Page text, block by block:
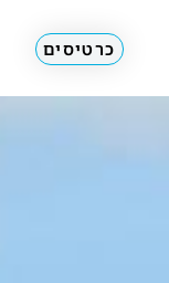
כרטיסים